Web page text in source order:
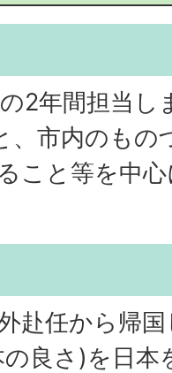
2年間担当し
、市内のもの
こと等を中
赴任から帰
良さ)を日